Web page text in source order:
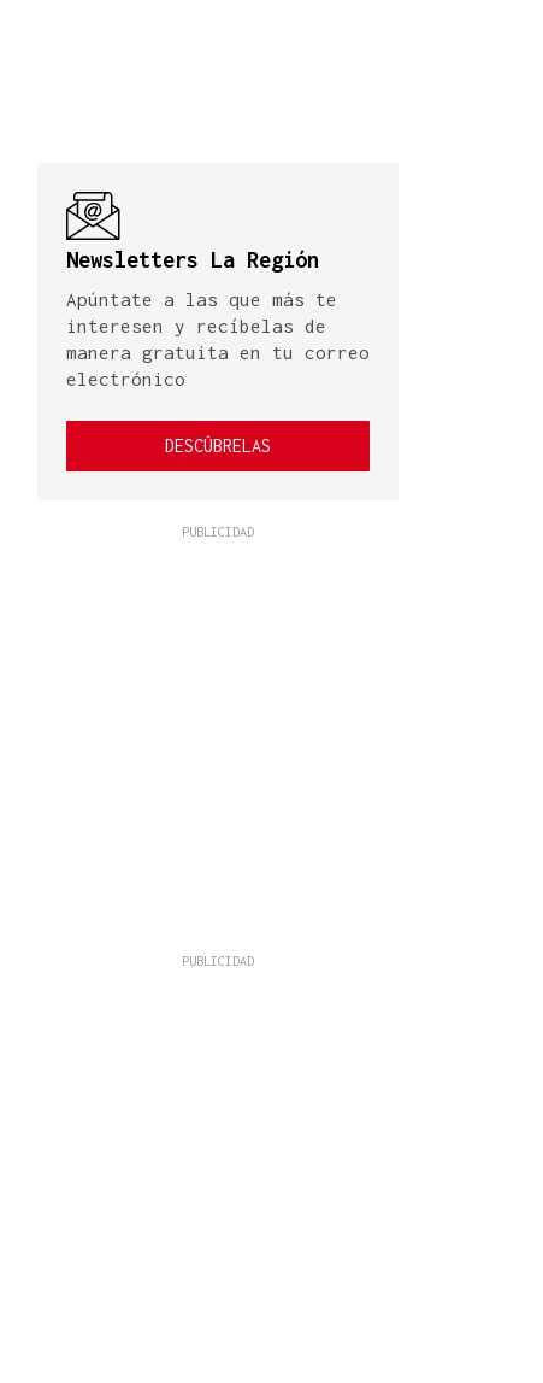
Newsletters La Región
Apúntate a las que más te
interesen y recíbelas de
manera gratuita en tu correo
electrónico
DESCÚBRELAS